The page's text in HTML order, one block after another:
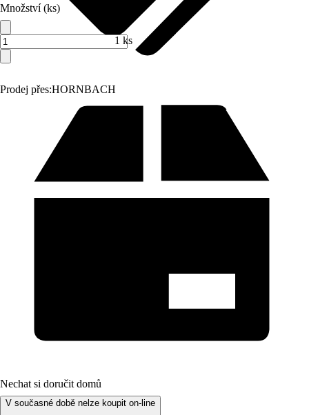
Prodej přes:HORNBACH
Množství (ks)
1 ks
Nechat si doručit domů
V současné době nelze koupit on-line